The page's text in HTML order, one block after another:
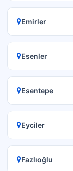
Emirler
Esenler
Esentepe
Eyciler
Fazlıoğlu